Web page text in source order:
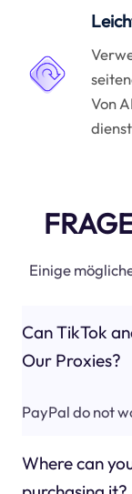
Von
Einige
Can TikTok
Our Proxies?
PayPal do not
Where can